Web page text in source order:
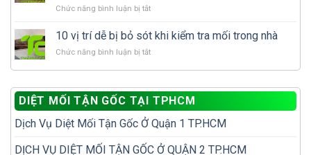
diệt
mối?
phải
đã
mối?
cần
gì
tránh
Chức năng bình luận bị tắtở
xử
mối
để
không
diệt
diệt
10 vị trí dễ bị bỏ sót khi kiểm tra mối trong nhà
Chức năng bình luận bị tắtở
trí
dễ
bị
bỏ
khi
DIỆT MỐI TẬN GỐC TẠI TPHCM
Dịch Vụ Diệt Mối Tận Gốc Ở Quận 1 TP.HCM
DỊCH VỤ DIỆT MỐI TẬN GỐC Ở QUẬN 2 TP.HCM